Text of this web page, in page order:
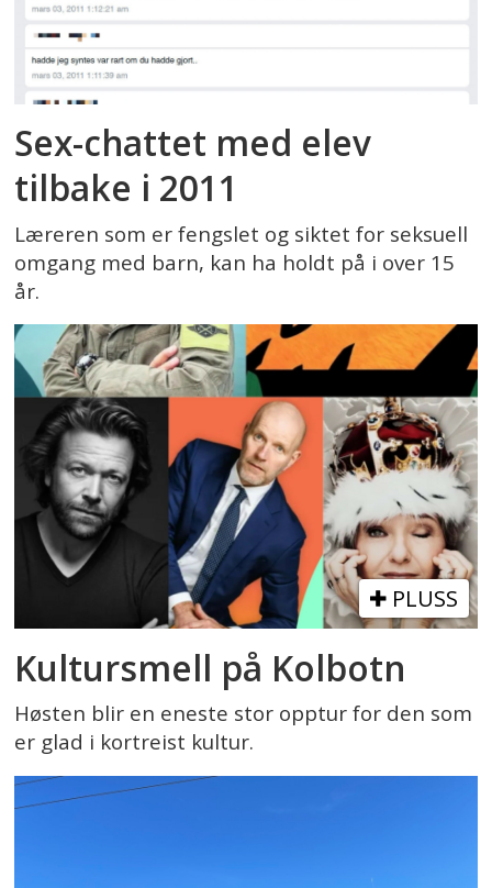
Sex-chattet med elev
tilbake i 2011
Læreren som er fengslet og siktet for seksuell
omgang med barn, kan ha holdt på i over 15
år.
PLUSS
Kultursmell på Kolbotn
Høsten blir en eneste stor opptur for den som
er glad i kortreist kultur.